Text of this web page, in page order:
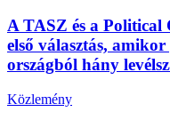
A TASZ és a Political
első választás,
országból hány
Közlemény